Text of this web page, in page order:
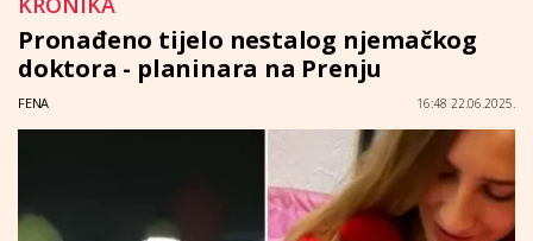
Pronađeno tijelo nestalog njemačkog
doktora - planinara na Prenju
FENA 16:48 22.06.2025.